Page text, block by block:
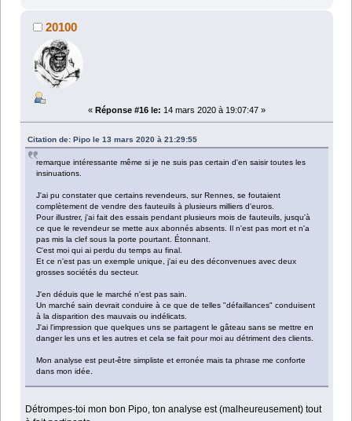
20100
« Réponse #16 le: 14 mars 2020 à 19:07:47 »
Citation de: Pipo le 13 mars 2020 à 21:29:55
remarque intéressante même si je ne suis pas certain d'en saisir toutes les
insinuations.
J'ai pu constater que certains revendeurs, sur Rennes, se foutaient
complètement de vendre des fauteuils à plusieurs milliers d'euros.
Pour illustrer, j'ai fait des essais pendant plusieurs mois de fauteuils, jusqu'à
ce que le revendeur se mette aux abonnés absents. Il n'est pas mort et n'a
pas mis la clef sous la porte pourtant. Étonnant.
C'est moi qui ai perdu du temps au final.
Et ce n'est pas un exemple unique, j'ai eu des déconvenues avec deux
grosses sociétés du secteur.
J'en déduis que le marché n'est pas sain.
Un marché sain devrait conduire à ce que de telles "défaillances" conduisent
à la disparition des mauvais ou indélicats.
J'ai l'impression que quelques uns se partagent le gâteau sans se mettre en
danger les uns et les autres et cela se fait pour moi au détriment des clients.
Mon analyse est peut-être simpliste et erronée mais ta phrase me conforte
dans mon idée.
Détrompes-toi mon bon Pipo, ton analyse est (malheureusement) tout